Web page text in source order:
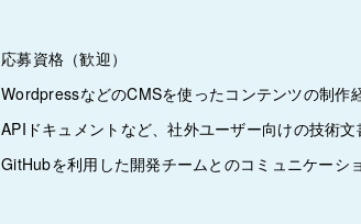
応募資格（歓迎）
WordpressなどのCMSを使ったコンテンツの制作
APIドキュメントなど、社外ユーザー向けの技術
GitHubを利用した開発チームとのコミュニケーシ